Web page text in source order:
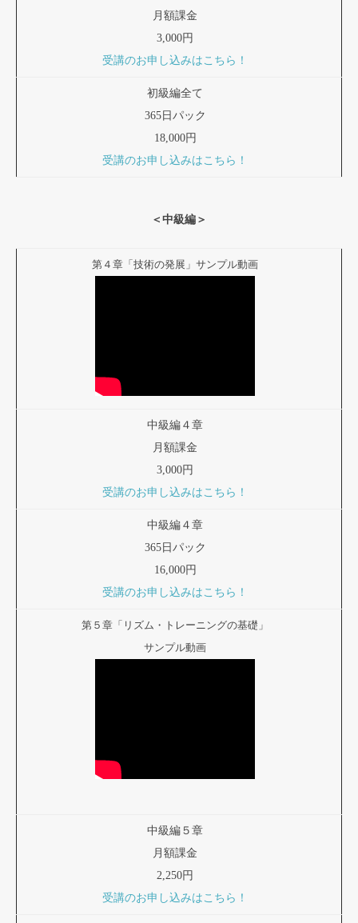
月額課金
3,000円
受講のお申し込みはこちら！
初級編全て
365日パック
18,000円
受講のお申し込みはこちら！
＜中級編＞
第４章「技術の発展」サンプル動画
中級編４章
月額課金
3,000円
受講のお申し込みはこちら！
中級編４章
365日パック
16,000円
受講のお申し込みはこちら！
第５章「リズム・トレーニングの基礎」
サンプル動画
中級編５章
月額課金
2,250円
受講のお申し込みはこちら！